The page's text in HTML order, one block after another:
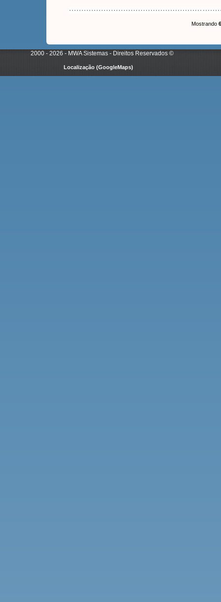
Mostrando
2000 - 2026 - MWA Sistemas - Direitos Reservados©
Localização (GoogleMaps)